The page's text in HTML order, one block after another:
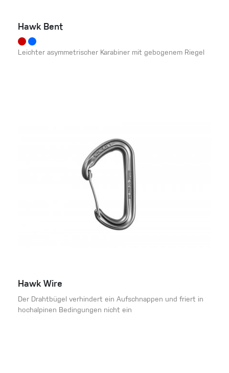
Hawk Bent
Leichter asymmetrischer Karabiner mit gebogenem Riegel
Hawk Wire
Der Drahtbügel verhindert ein Aufschnappen und friert in
hochalpinen Bedingungen nicht ein